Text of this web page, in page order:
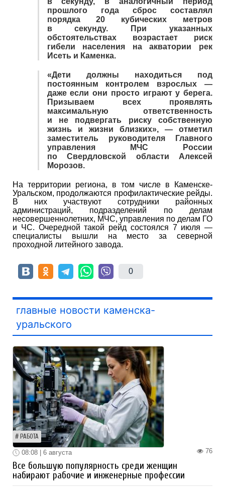
прошлого года сброс составлял
порядка 20 кубических метров
в секунду. При указанных
обстоятельствах возрастает риск
гибели населения на акватории рек
Исеть и Каменка.
«Дети должны находиться под
постоянным контролем взрослых —
даже если они просто играют у берега.
Призываем всех проявлять
максимальную ответственность
и не подвергать риску собственную
жизнь и жизни близких», — отметил
заместитель руководителя Главного
управления МЧС России
по Свердловской области Алексей
Морозов.
На территории региона, в том числе в Каменске-
Уральском, продолжаются профилактические рейды.
В них участвуют сотрудники районных
администраций, подразделений по делам
несовершеннолетних, МЧС, управления по делам ГО
и ЧС. Очередной такой рейд состоялся 7 июля —
специалисты вышли на место за северной
проходной литейного завода.
0
главные новости каменска-
уральского
РАБОТА
76
08:08 | 6 августа
Все большую популярность среди женщин
набирают рабочие и инженерные профессии